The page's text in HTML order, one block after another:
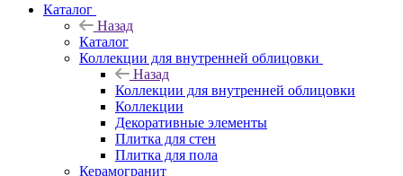
Каталог
Назад
Каталог
Коллекции для внутренней облицовки
Назад
Коллекции для внутренней облицовки
Коллекции
Декоративные элементы
Плитка для стен
Плитка для пола
Керамогранит